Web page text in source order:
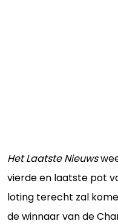
Het Laatste Nieuws
vierde en laatste pot
loting terecht zal
de winnaar van de